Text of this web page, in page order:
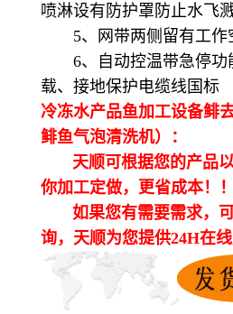
喷淋设有防护罩防止水飞
5、网带两侧留有工作
6、自动控温带急停功
载、接地保护电缆线国标
冷冻水产品鱼加工设备鲱
鲱鱼气泡清洗机）：
天顺可根据您的产品以
你加工定做，更省成本！！
如果您有需要需求，可
询，天顺为您提供24H在